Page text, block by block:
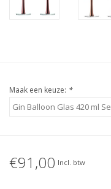
Maak een keuze: *
€91,00 Incl. btw